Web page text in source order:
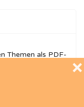
❌
Themen als PDF-